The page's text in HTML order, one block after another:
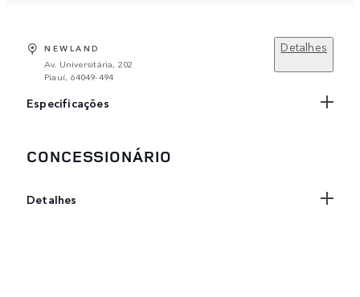
NEWLAND
Av. Universitária, 202
Piauí, 64049-494
Detalhes
Especificações
CONCESSIONÁRIO
Detalhes